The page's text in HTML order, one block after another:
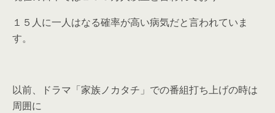
１５人に一人はなる確率が高い病気だと言われていま
す。
以前、ドラマ「家族ノカタチ」での番組打ち上げの時は
周囲に